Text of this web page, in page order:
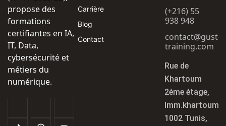
propose des
formations
certifiantes en IA,
IT, Data,
cybersécurité et
métiers du
numérique.
Carrière
Blog
Contact
(+216) 55
938 948
contact@gust-
training.com
Rue de
Khartoum
2éme étage,
Imm.khartoum
1002 Tunis,